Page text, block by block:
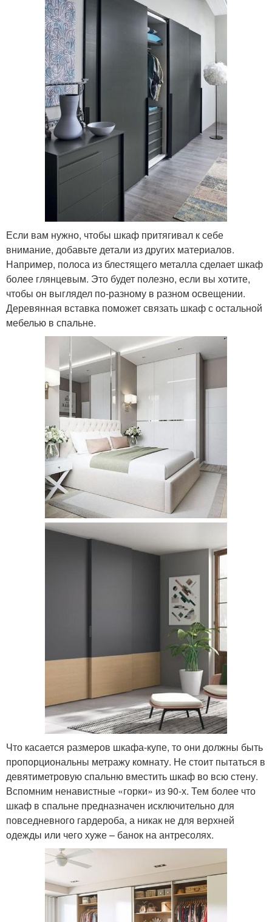
Если вам нужно, чтобы шкаф притягивал к себе
внимание, добавьте детали из других материалов.
Например, полоса из блестящего металла сделает шкаф
более глянцевым. Это будет полезно, если вы хотите,
чтобы он выглядел по-разному в разном освещении.
Деревянная вставка поможет связать шкаф с остальной
мебелью в спальне.
Что касается размеров шкафа-купе, то они должны быть
пропорциональны метражу комнату. Не стоит пытаться в
девятиметровую спальню вместить шкаф во всю стену.
Вспомним ненавистные «горки» из 90-х. Тем более что
шкаф в спальне предназначен исключительно для
повседневного гардероба, а никак не для верхней
одежды или чего хуже – банок на антресолях.